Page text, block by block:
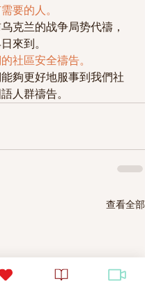
要的人。
克兰的战争局势代禱，
來到。
社區安全禱告。
夠更好地服事到我們社
人群禱告。
查看全部